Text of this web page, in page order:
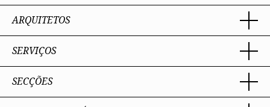
Sobre a OA
Legado
Estatuto e Regulamentos
Comissões Técnicas
Membros Honorários
Instrumentos de gestão
Trabalhar com Arquiteto
Porquê um Arquiteto
Boas práticas
PIAAP
Plataforma Integrada de Arquitetos da Administração Pública
ARQUITETOS
Portal dos Arquitectos
Sobre o Portal
SERVIÇOS
Encomenda
Assessoria
SECÇÕES